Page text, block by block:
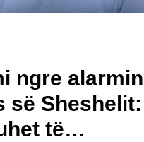
ngre
së Sheshelit:
të…